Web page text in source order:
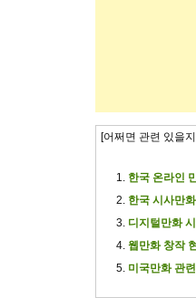
[어쩌면 관련 있을
한국 온라인
한국 시사만
디지털만화
웹만화 창작
미국만화 관